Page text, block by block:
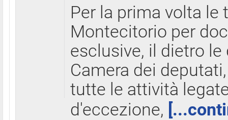
Per la prima volta le
Montecitorio per
esclusive, il dietro
Camera dei
tutte le attività
d'eccezione,